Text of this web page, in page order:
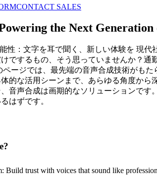
CONTACT SALES
the Next Generation
性：文字を耳で聞く、新しい体験を 現代
でするもの、そう思っていませんか？
ージでは、最先端の音声合成技術がも
的な活用シーンまで、あらゆる角度か
音声合成は画期的なソリューションで
はずです。
Build trust with voices that sound like